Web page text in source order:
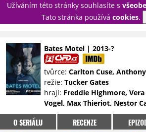
Užíváním této stránky souhlasíte s
Tato stránka používá cookies.
NOVINKY
TÉMATA
RECENZE
EPIZODY
KULT
TRAILERY
GALERIE
DISKUZE
STATISTIKY
TIRÁŽ
Bates Motel | 2013-?
tvůrce: Carlton Cuse,
režie: Tucker Gates
hrají: Freddie Highmore,
Vogel, Max Thieriot, Nestor
O SERIÁLU RECENZE